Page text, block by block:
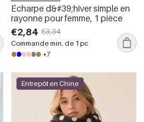
Écharpe d&#39;hiver simple en
rayonne pour femme, 1 pièce
€2,84 €3,34
Commande min. de 1 pc
+7
Entrepôt en Chine